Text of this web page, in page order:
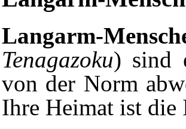
Langarm-
Tenagazoku) sind
von der Norm
Ihre Heimat ist die